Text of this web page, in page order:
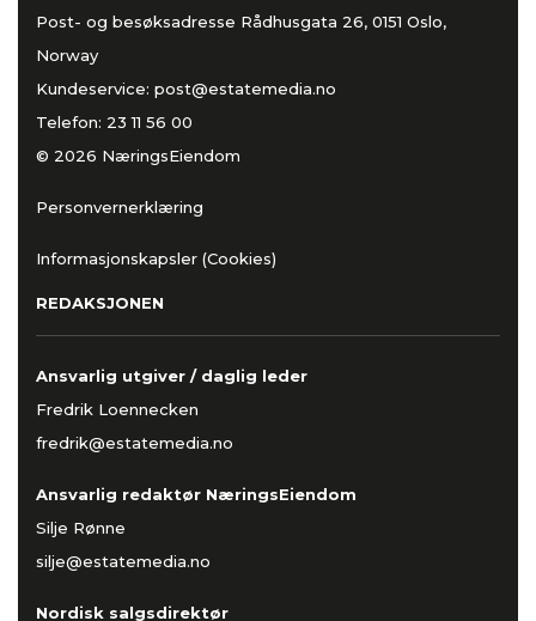
Post- og besøksadresse Rådhusgata 26, 0151 Oslo,
Norway
Kundeservice: post@estatemedia.no
Telefon: 23 11 56 00
© 2026 NæringsEiendom
Personvernerklæring
Informasjonskapsler (Cookies)
REDAKSJONEN
Ansvarlig utgiver / daglig leder
Fredrik Loennecken
fredrik@estatemedia.no
Ansvarlig redaktør NæringsEiendom
Silje Rønne
silje@estatemedia.no
Nordisk salgsdirektør